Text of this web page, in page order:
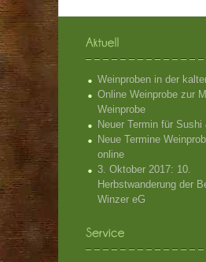
Weinproben in der
Online Weinprobe zur
Weinprobe
Neuer Termin für Sushi
Neue Termine
online
3. Oktober 2017: 10.
Herbstwanderung der
Winzer eG